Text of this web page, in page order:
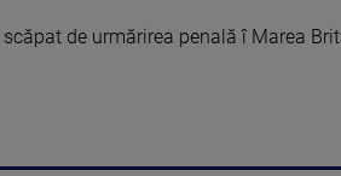
de urmărirea penală î Marea